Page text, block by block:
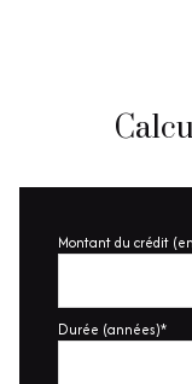
Montant du crédit
Durée (années)*